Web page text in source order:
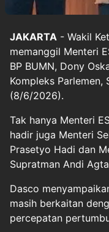
JAKARTA - Wakil
memanggil Menteri
BP BUMN, Dony
Kompleks Parlemen,
(8/6/2026).
Tak hanya Menteri
hadir juga Menteri
Prasetyo Hadi dan
Supratman Andi
Dasco
masih berkaitan
percepatan